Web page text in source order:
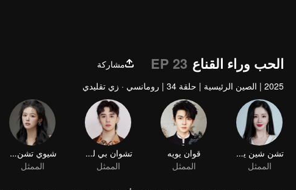
الحب وراء القناع EP 23
مشاركة
2025
| الصين الرئيسية | حلقة 34 | رومانسي · زي تقليدي
تشن شين يوي
الممثل
قوان يويه
الممثل
تشوان بي لون
الممثل
شيوي تشن تشن
الممثل